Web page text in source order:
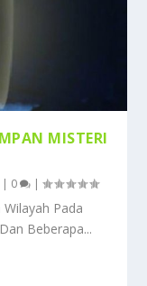
MISTERI
| 0 |
Pada
Beberapa...